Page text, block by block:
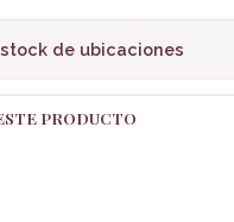
de ubicaciones
PRODUCTO